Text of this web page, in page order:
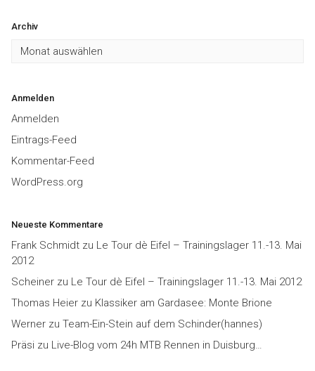
Archiv
Archiv
Anmelden
Anmelden
Eintrags-Feed
Kommentar-Feed
WordPress.org
Neueste Kommentare
Frank Schmidt zu Le Tour dè Eifel – Trainingslager 11.-13. Mai
2012
Scheiner zu Le Tour dè Eifel – Trainingslager 11.-13. Mai 2012
Thomas Heier zu Klassiker am Gardasee: Monte Brione
Werner zu Team-Ein-Stein auf dem Schinder(hannes)
Präsi zu Live-Blog vom 24h MTB Rennen in Duisburg…